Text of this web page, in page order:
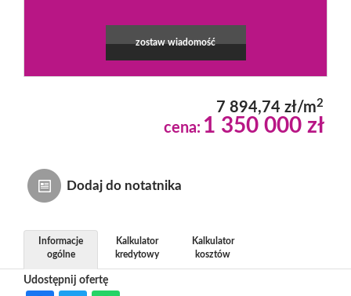
Dzialki
zostaw wiadomość
7 894,74 zł/m2
cena: 1 350 000 zł
Dodaj do notatnika
Udostępnij ofertę
Informacje
ogólne
Kalkulator
kredytowy
Kalkulator
kosztów